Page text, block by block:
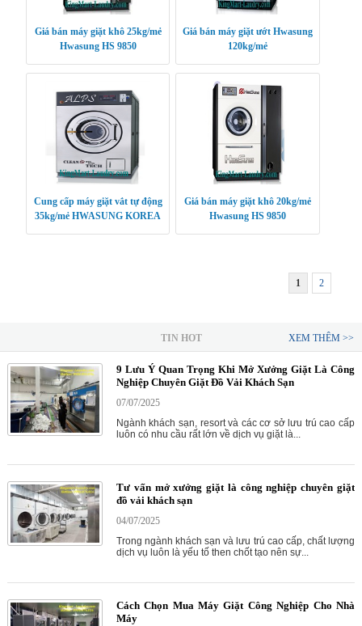
Giá bán máy giặt khô 25kg/mẻ
Hwasung HS 9850
Giá bán máy giặt ướt Hwasung
120kg/mẻ
Cung cấp máy giặt vắt tự động
35kg/mẻ HWASUNG KOREA
Giá bán máy giặt khô 20kg/mẻ
Hwasung HS 9850
1 2
TIN HOT XEM THÊM >>
9 Lưu Ý Quan Trọng Khi Mở Xưởng Giặt Là Công
Nghiệp Chuyên Giặt Đồ Vải Khách Sạn
07/07/2025
Ngành khách sạn, resort và các cơ sở lưu trú cao cấp
luôn có nhu cầu rất lớn về dịch vụ giặt là...
Tư vấn mở xưởng giặt là công nghiệp chuyên giặt
đồ vải khách sạn
04/07/2025
Trong ngành khách sạn và lưu trú cao cấp, chất lượng
dịch vụ luôn là yếu tố then chốt tạo nên sự...
Cách Chọn Mua Máy Giặt Công Nghiệp Cho Nhà
Máy